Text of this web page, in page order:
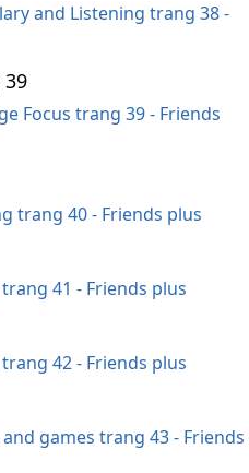
and Listening trang 38 -
Focus trang 39 - Friends
trang 40 - Friends plus
41 - Friends plus
42 - Friends plus
games trang 43 - Friends